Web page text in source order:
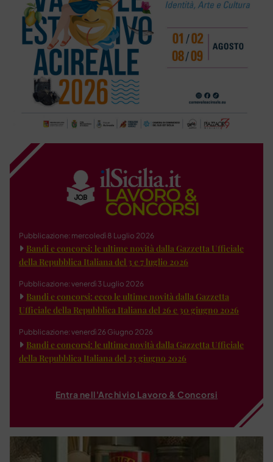
Pubblicazione: mercoledì 8 Luglio 2026
Bandi e concorsi: le ultime novità dalla Gazzetta Ufficiale
della Repubblica Italiana del 3 e 7 luglio 2026
Pubblicazione: venerdì 3 Luglio 2026
Bandi e concorsi: ecco le ultime novità dalla Gazzetta
Ufficiale della Repubblica Italiana del 26 e 30 giugno 2026
Pubblicazione: venerdì 26 Giugno 2026
Bandi e concorsi: le ultime novità dalla Gazzetta Ufficiale
della Repubblica Italiana del 23 giugno 2026
Entra nell'Archivio Lavoro & Concorsi